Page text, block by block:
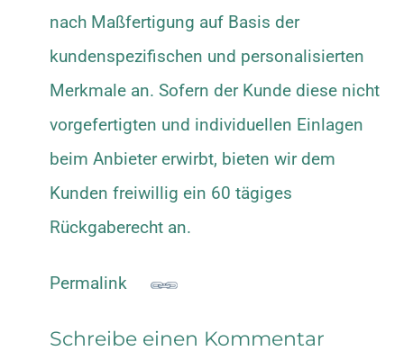
nach Maßfertigung auf Basis der
kundenspezifischen und personalisierten
Merkmale an. Sofern der Kunde diese nicht
vorgefertigten und individuellen Einlagen
beim Anbieter erwirbt, bieten wir dem
Kunden freiwillig ein 60 tägiges
Rückgaberecht an.
Permalink
Schreibe einen Kommentar